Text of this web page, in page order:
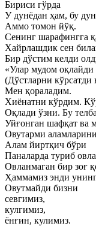
Бириси гўрда
У дунёдан ҳам, бу
Аммо томон йўқ.
Сенинг шарафингга
Хайрлашдик сен
Бир дўстим келди
«Улар мудом оқлайди
(Дўстларни кўрсатди
Мен қораладим.
Хиёнатни кўрдим.
Оқлади ўзни. Бу
Уйғонган шафқат ва
Овутарми
Алам йиртқич бўри
Паналарда туриб
Овланмаган бир зоғ
Ҳаммамиз энди
Овутмайди бизни
севгимиз,
кулгимиз,
ёнғин, кулимиз.